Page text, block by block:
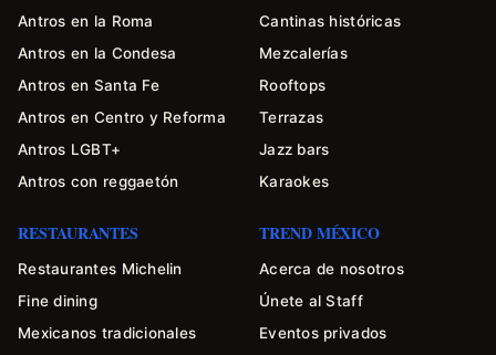
Antros en la Roma
Antros en la Condesa
Antros en Santa Fe
Antros en Centro y Reforma
Antros LGBT+
Antros con reggaetón
Cantinas históricas
Mezcalerías
Rooftops
Terrazas
Jazz bars
Karaokes
RESTAURANTES
Restaurantes Michelin
Fine dining
Mexicanos tradicionales
TREND MÉXICO
Acerca de nosotros
Únete al Staff
Eventos privados